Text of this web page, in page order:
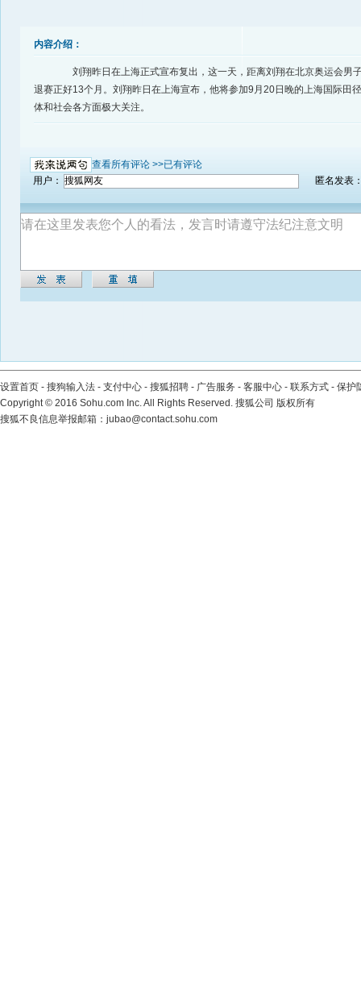
内容介绍：
刘翔昨日在上海正式宣布复出，这一天，距离刘翔在北京奥运会男
退赛正好13个月。刘翔昨日在上海宣布，他将参加9月20日晚的上海国际田
体和社会各方面极大关注。
查看所有评论 >>已有评论
用户：
匿名发表
设置首页 - 搜狗输入法 - 支付中心 - 搜狐招聘 - 广告服务 - 客服中心 - 联系方式 - 保护
Copyright© 2016 Sohu.com Inc. All Rights Reserved. 搜狐公司 版权所有
搜狐不良信息举报邮箱： jubao@contact.sohu.com